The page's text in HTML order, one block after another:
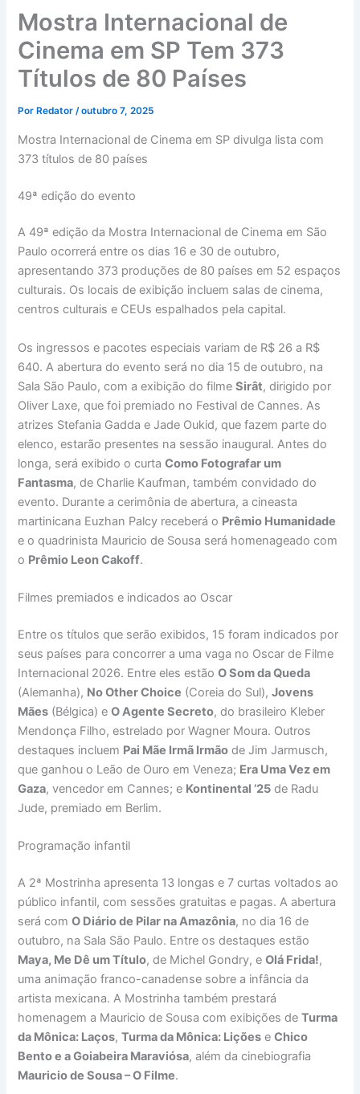
Mostra Internacional de
Cinema em SP Tem 373
Títulos de 80 Países
Por Redator/outubro 7, 2025
Mostra Internacional de Cinema em SP divulga lista com
373 títulos de 80 países
49ª edição do evento
A 49ª edição da Mostra Internacional de Cinema em São
Paulo ocorrerá entre os dias 16 e 30 de outubro,
apresentando 373 produções de 80 países em 52 espaços
culturais. Os locais de exibição incluem salas de cinema,
centros culturais e CEUs espalhados pela capital.
Os ingressos e pacotes especiais variam de R$ 26 a R$
640. A abertura do evento será no dia 15 de outubro, na
Sala São Paulo, com a exibição do filmeSirât, dirigido por
Oliver Laxe, que foi premiado no Festival de Cannes. As
atrizes Stefania Gadda e Jade Oukid, que fazem parte do
elenco, estarão presentes na sessão inaugural. Antes do
longa, será exibido o curtaComo Fotografar um
Fantasma, de Charlie Kaufman, também convidado do
evento. Durante a cerimônia de abertura, a cineasta
martinicana Euzhan Palcy receberá o Prêmio Humanidade
e o quadrinista Mauricio de Sousa será homenageado com
o Prêmio Leon Cakoff.
Filmes premiados e indicados ao Oscar
Entre os títulos que serão exibidos, 15 foram indicados por
seus países para concorrer a uma vaga no Oscar de Filme
Internacional 2026. Entre eles estãoO Som da Queda
(Alemanha), No Other Choice (Coreia do Sul),Jovens
Mães (Bélgica) eO Agente Secreto, do brasileiro Kleber
Mendonça Filho, estrelado por Wagner Moura. Outros
destaques incluem Pai Mãe Irmã Irmão de Jim Jarmusch,
que ganhou o Leão de Ouro em Veneza; Era Uma Vez em
Gaza, vencedor em Cannes; e Kontinental ’25 de Radu
Jude, premiado em Berlim.
Programação infantil
A 2ª Mostrinha apresenta 13 longas e 7 curtas voltados ao
público infantil, com sessões gratuitas e pagas. A abertura
será comO Diário de Pilar na Amazônia, no dia 16 de
outubro, na Sala São Paulo. Entre os destaques estão
Maya, Me Dê um Título, de Michel Gondry, eOlá Frida!,
uma animação franco-canadense sobre a infância da
artista mexicana. A Mostrinha também prestará
homenagem a Mauricio de Sousa com exibições deTurma
da Mônica: Laços,Turma da Mônica: Lições eChico
Bento e a Goiabeira Maraviósa, além da cinebiografia
Mauricio de Sousa – O Filme.